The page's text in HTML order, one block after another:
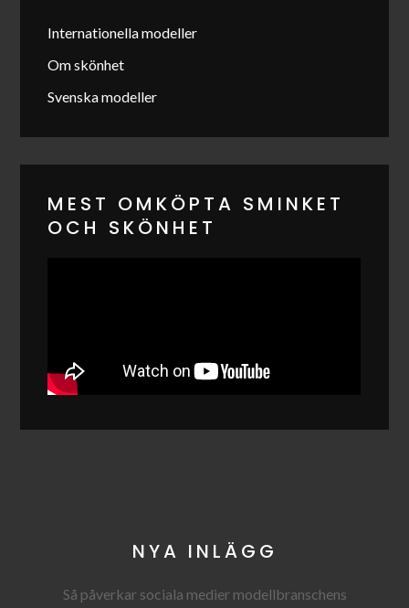
Internationella modeller
Om skönhet
Svenska modeller
MEST OMKÖPTA SMINKET
OCH SKÖNHET
NYA INLÄGG
Så påverkar sociala medier modellbranschens